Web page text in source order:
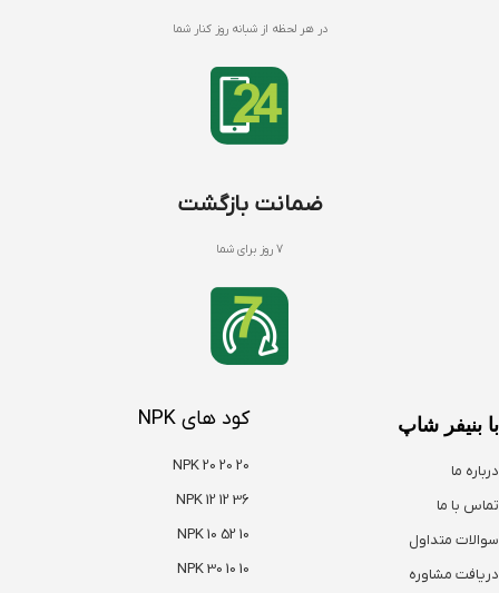
در هر لحظه از شبانه روز کنار شما
ضمانت بازگشت
7 روز برای شما
با بنیفر شاپ
درباره ما
تماس با ما
سوالات متداول
دریافت مشاوره
کود های NPK
NPK 20 20 20
NPK 12 12 36
NPK 10 52 10
NPK 30 10 10